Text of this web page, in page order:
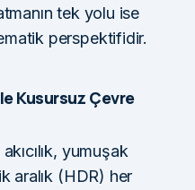
tek yolu ise
perspektifidir.
Kusursuz Çevre
yumuşak
aralık (HDR) her